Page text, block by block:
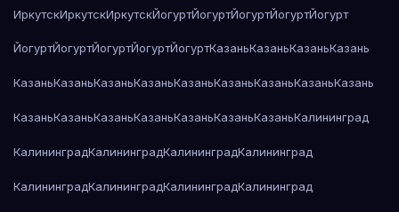
ИркутскИркутскИркутскЙогуртЙогуртЙогуртЙогуртЙогурт
ЙогуртЙогуртЙогуртЙогуртЙогуртКазаньКазаньКазаньКазань
КазаньКазаньКазаньКазаньКазаньКазаньКазаньКазаньКазань
КазаньКазаньКазаньКазаньКазаньКазаньКазаньКалининград
КалининградКалининградКалининградКалининград
КалининградКалининградКалининградКалининград